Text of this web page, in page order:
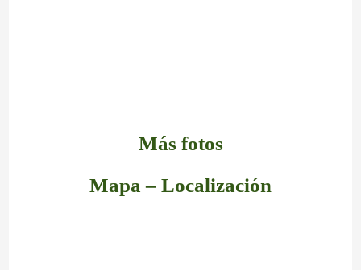
Más fotos
Mapa – Localización